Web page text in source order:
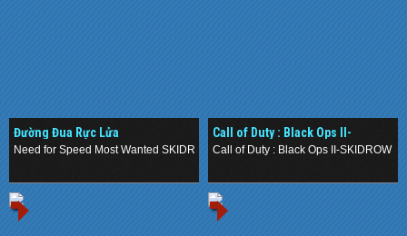
Đường Đua Rực Lửa
Need for Speed Most Wanted SKIDROW PC (2012)
Call of Duty : Black Ops II-
SKIDROW (2012)
Call of Duty : Black Ops II-SKIDROW